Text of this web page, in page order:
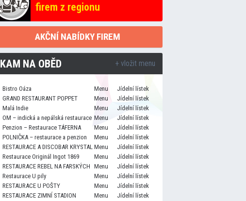
firem z regionu
AKČNÍ NABÍDKY FIREM
KAM NA OBĚD + vložit menu
Bistro Oáza Menu
Jídelní lístek
GRAND RESTAURANT POPPET
Menu
Jídelní lístek
Malá Indie
Menu
Jídelní lístek
OM – indická a nepálská restaurace Menu
Jídelní lístek
Penzion – Restaurace TÁFERNA
Menu
Jídelní lístek
POLNIČKA – restaurace a penzion
Menu
Jídelní lístek
RESTAURACE A DISCOBAR KRYSTAL Menu
Jídelní lístek
Restaurace Originál Ingot 1869
Menu
Jídelní lístek
RESTAURACE REBEL NA FARSKÝCH Menu
Jídelní lístek
Restaurace U pily
Menu
Jídelní lístek
RESTAURACE U POŠTY
Menu
Jídelní lístek
RESTAURACE ZIMNÍ STADION
Menu
Jídelní lístek